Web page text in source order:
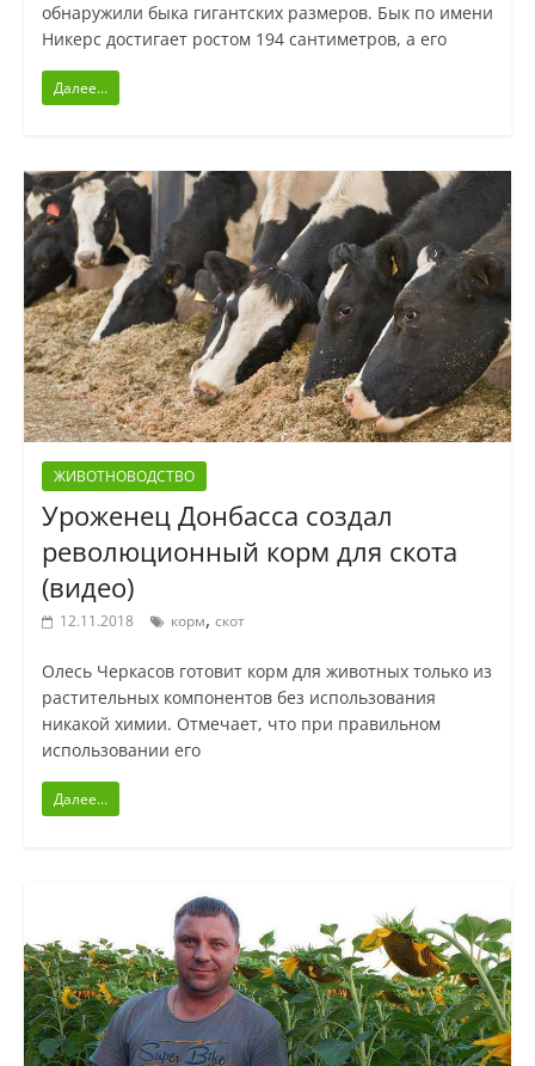
обнаружили быка гигантских размеров. Бык по имени
Никерс достигает ростом 194 сантиметров, а его
Далее...
ЖИВОТНОВОДСТВО
Уроженец Донбасса создал
революционный корм для скота
(видео)
12.11.2018 корм, скот
Олесь Черкасов готовит корм для животных только из
растительных компонентов без использования
никакой химии. Отмечает, что при правильном
использовании его
Далее...